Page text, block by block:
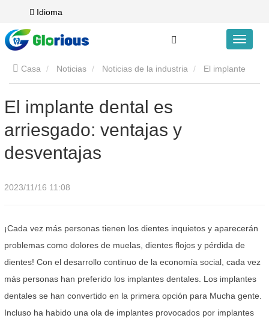
Idioma
Casa Noticias Noticias de la industria
El implante dental es
arriesgado: ventajas y
desventajas
2023/11/16 11:08
¡Cada vez más personas tienen los dientes inquietos y aparecerán
problemas como dolores de muelas, dientes flojos y pérdida de
dientes! Con el desarrollo continuo de la economía social, cada vez
más personas han preferido los implantes dentales. Los implantes
dentales se han convertido en la primera opción para Mucha gente.
Incluso ha habido una ola de implantes provocados por implantes